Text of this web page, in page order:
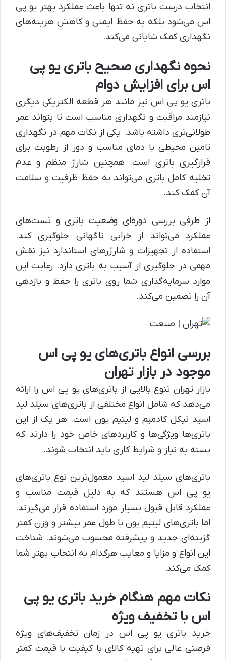
انتخاب درست باتری نه تنها باعث عملکرد بهتر یو پی
اس می‌شود بلکه به حفظ ایمنی و کاهش هزینه‌های
نگهداری کمک شایانی می‌کند.
نحوه نگهداری صحیح باتری یو پی
اس برای افزایش دوام
باتری یو پی اس نیز مانند هر قطعه الکتریکی دیگری
نیازمند مراقبت و نگهداری مناسب است تا بتواند عمر
طولانی‌تری داشته باشد. یکی از نکات مهم در نگهداری
تامین محیطی با دمای مناسب و دور از رطوبت برای
قرارگیری باتری است. همچنین شارژ منظم و عدم
تخلیه کامل باتری می‌تواند به حفظ ظرفیت و سلامت
آن کمک کند.
از طرفی بررسی دوره‌ای وضعیت باتری و تست‌های
عملکرد می‌تواند از خرابی ناگهانی جلوگیری کند.
استفاده از تجهیزات و شارژرهای استاندارد نیز نقش
مهمی در جلوگیری از آسیب به باتری دارد. رعایت این
موارد سرمایه‌گذاری شما روی باتری را حفظ و بازدهی
آن را تضمین می‌کند.
بررسی انواع باتری‌های یو پی اس
موجود در بازار تهران
بازار تهران تنوع بالایی از باتری‌های یو پی اس را ارائه
می‌دهد که شامل انواع مختلفی از باتری‌های سیلد لید
اسید نیکل کادمیم و لیتیم یون است. هر یک از این
باتری‌ها ویژگی‌ها و کاربردهای خاص خود را دارند که
بسته به نیاز و شرایط کاری باید انتخاب شوند.
باتری‌های سیلد لید اسید معمول‌ترین نوع باتری‌های
یو پی اس هستند که به دلیل قیمت مناسب و
عملکرد قابل قبول بسیار مورد استفاده قرار می‌گیرند.
اما باتری‌های لیتیم یون با طول عمر بیشتر و وزن کمتر
گزینه‌ای جدید و پیشرفته محسوب می‌شوند. شناخت
این انواع و مزایا و معایب هرکدام به انتخاب بهتر شما
کمک می‌کند.
نکات مهم هنگام خرید باتری یو پی
اس با تخفیف ویژه
خرید باتری یو پی اس در زمان تخفیف‌های ویژه
فرصتی عالی برای تهیه کالای با کیفیت با قیمت کمتر